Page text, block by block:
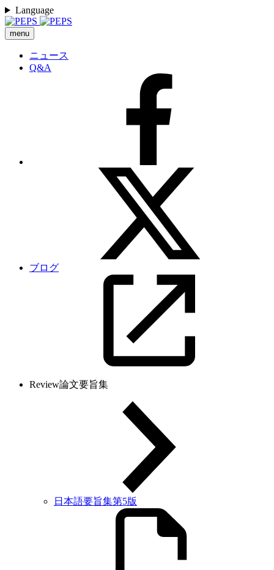
Language
menu
ニュース
Q&A
ブログ
Review論文要旨集
日本語要旨集第5版